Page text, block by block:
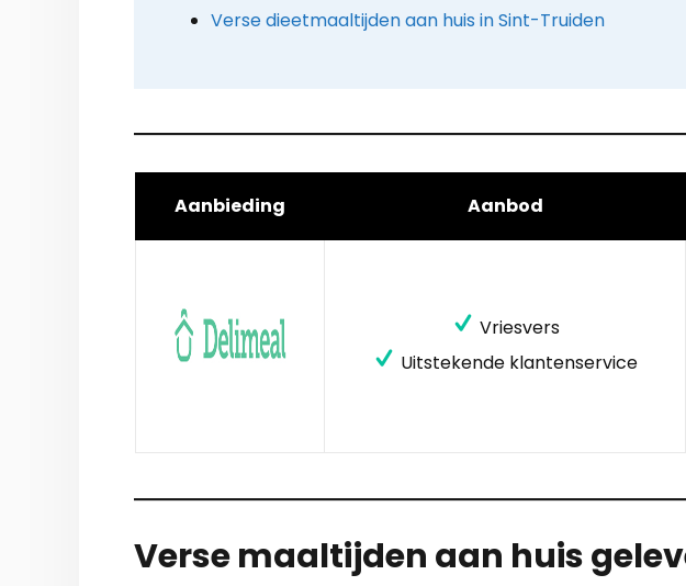
Verse dieetmaaltijden aan huis in Sint-Truiden
Aanbieding Aanbod
Vriesvers
Uitstekende klantenservice
Verse maaltijden aan huis